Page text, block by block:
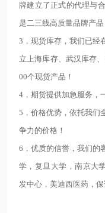
牌建立了正式的代理与
是二三线高质量品牌产品
3，现货库存，我们已经
立上海库存、武汉库存
00个现货产品！
4，期货提供加急服务，
5，价格优势，依托我们
争力的价格！
6，优质的信誉，我们的
学，复旦大学，南京大
发中心，美迪西医药，